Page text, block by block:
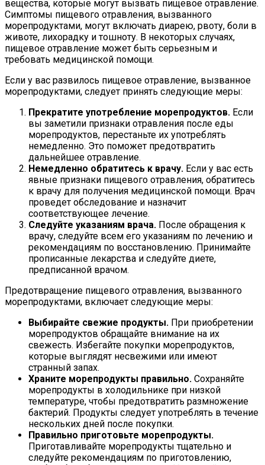
вещества, которые могут вызвать пищевое отравление.
Симптомы пищевого отравления, вызванного
морепродуктами, могут включать диарею, рвоту, боли в
животе, лихорадку и тошноту. В некоторых случаях,
пищевое отравление может быть серьезным и
требовать медицинской помощи.
Если у вас развилось пищевое отравление, вызванное
морепродуктами, следует принять следующие меры:
Прекратите употребление морепродуктов. Если
вы заметили признаки отравления после еды
морепродуктов, перестаньте их употреблять
немедленно. Это поможет предотвратить
дальнейшее отравление.
Немедленно обратитесь к врачу. Если у вас есть
явные признаки пищевого отравления, обратитесь
к врачу для получения медицинской помощи. Врач
проведет обследование и назначит
соответствующее лечение.
Следуйте указаниям врача. После обращения к
врачу, следуйте всем его указаниям по лечению и
рекомендациям по восстановлению. Принимайте
прописанные лекарства и следуйте диете,
предписанной врачом.
Предотвращение пищевого отравления, вызванного
морепродуктами, включает следующие меры:
Выбирайте свежие продукты. При приобретении
морепродуктов обращайте внимание на их
свежесть. Избегайте покупки морепродуктов,
которые выглядят несвежими или имеют
странный запах.
Храните морепродукты правильно. Сохраняйте
морепродукты в холодильнике при низкой
температуре, чтобы предотвратить размножение
бактерий. Продукты следует употреблять в течение
нескольких дней после покупки.
Правильно приготовьте морепродукты.
Приготавливайте морепродукты тщательно и
следуйте рекомендациям по приготовлению,